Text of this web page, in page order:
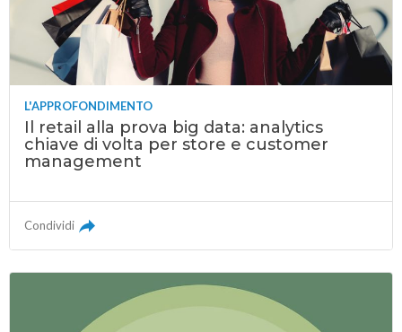
L'APPROFONDIMENTO
Il retail alla prova big data: analytics
chiave di volta per store e customer
management
Condividi